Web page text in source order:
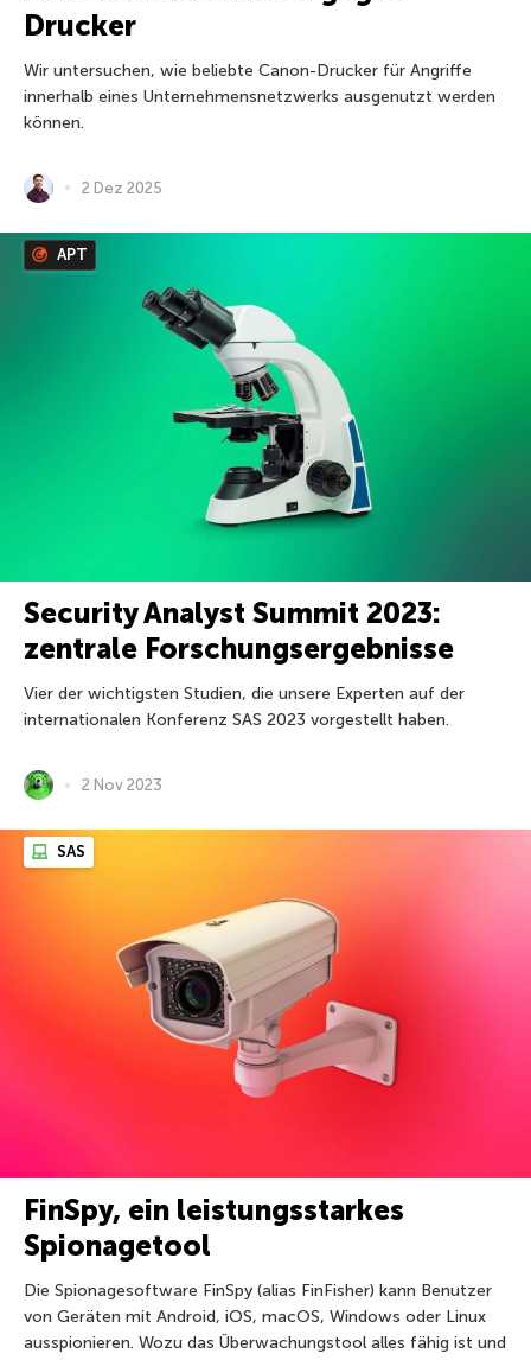
Drucker
Wir untersuchen, wie beliebte Canon-Drucker für Angriffe
innerhalb eines Unternehmensnetzwerks ausgenutzt werden
können.
2 Dez 2025
APT
Security Analyst Summit 2023:
zentrale Forschungsergebnisse
Vier der wichtigsten Studien, die unsere Experten auf der
internationalen Konferenz SAS 2023 vorgestellt haben.
2 Nov 2023
SAS
FinSpy, ein leistungsstarkes
Spionagetool
Die Spionagesoftware FinSpy (alias FinFisher) kann Benutzer
von Geräten mit Android, iOS, macOS, Windows oder Linux
ausspionieren. Wozu das Überwachungstool alles fähig ist und